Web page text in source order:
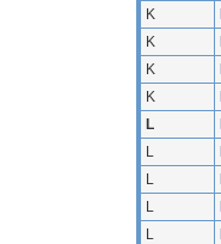
K
K
K
K
L
L
L
L
L